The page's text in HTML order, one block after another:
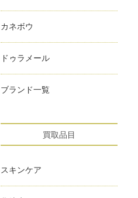
カネボウ
ドゥラメール
ブランド一覧
買取品目
スキンケア